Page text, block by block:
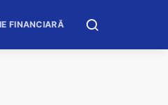
FINANCIARĂ